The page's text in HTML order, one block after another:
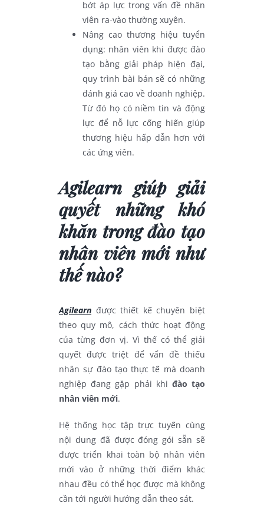
bớt áp lực trong vấn đề nhân
viên ra-vào thường xuyên.
Nâng cao thương hiệu tuyển
dụng: nhân viên khi được đào
tạo bằng giải pháp hiện đại,
quy trình bài bản sẽ có những
đánh giá cao về doanh nghiệp.
Từ đó họ có niềm tin và động
lực để nỗ lực cống hiến giúp
thương hiệu hấp dẫn hơn với
các ứng viên.
Agilearn giúp giải
quyết những khó
khăn trong đào tạo
nhân viên mới như
thế nào?
Agilearn được thiết kế chuyên biệt
theo quy mô, cách thức hoạt động
của từng đơn vị. Vì thế có thể giải
quyết được triệt để vấn đề thiếu
nhân sự đào tạo thực tế mà doanh
nghiệp đang gặp phải khi đào tạo
nhân viên mới.
Hệ thống học tập trực tuyến cùng
nội dung đã được đóng gói sẵn sẽ
được triển khai toàn bộ nhân viên
mới vào ở những thời điểm khác
nhau đều có thể học được mà không
cần tới người hướng dẫn theo sát.